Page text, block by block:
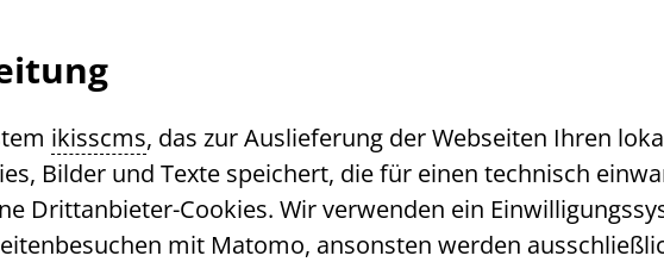
ikisscms, das zur Auslieferung der Webseiten Ihren
, Bilder und Texte speichert, die für einen technisch
Drittanbieter-Cookies. Wir verwenden ein
mit Matomo, ansonsten werden